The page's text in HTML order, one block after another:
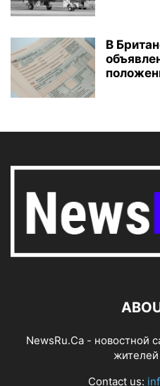
В
NewsRu.Ca - новостной
Contact us: